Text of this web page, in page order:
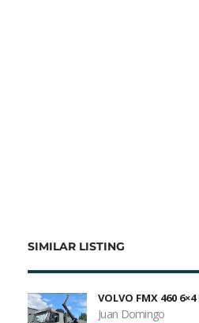
SIMILAR LISTING
VOLVO FMX 460
Juan Domingo